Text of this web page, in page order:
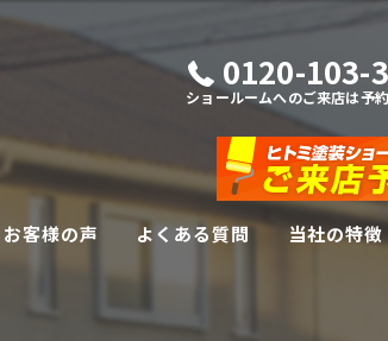
0120-103-
ショールームへのご来店は予
ォーム
お客様の声 よくある質問 当社の特徴